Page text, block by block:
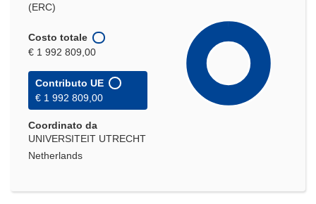
(ERC)
Costo totale
€ 1 992 809,00
Contributo UE
€ 1 992 809,00
Coordinato da
UNIVERSITEIT UTRECHT
Netherlands